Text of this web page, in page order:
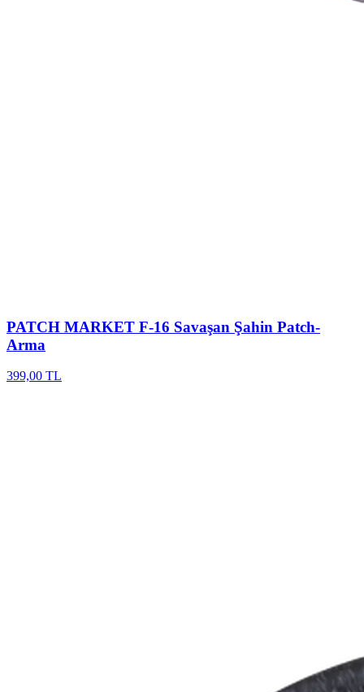
PATCH MARKET F-16 Savaşan Şahin Patch-
Arma
399,00 TL